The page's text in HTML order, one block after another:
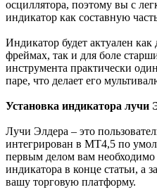
осциллятора, поэтому вы с
индикатор как составную
Индикатор будет актуален
фреймах, так и для боле
инструмента практически
паре, что делает его
Установка индикатора лучи
Лучи Элдера – это
интегрирован в МТ4,5 по
первым делом вам необходимо
индикатора в конце статьи, а
вашу торговую платформу.